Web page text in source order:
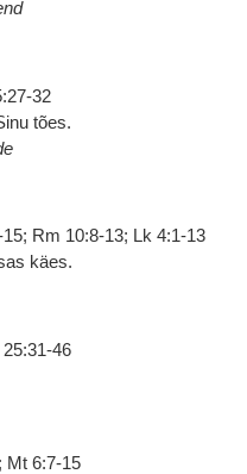
32
tões.
Rm 10:8-13; Lk 4:1-13
käes.
46
Mt 6:7-15